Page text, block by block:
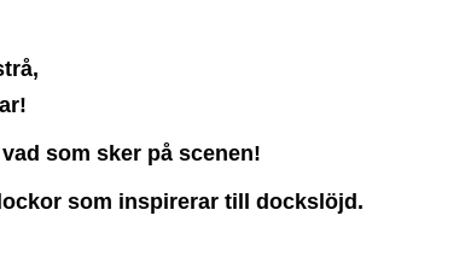
som sker på scenen!
som inspirerar till dockslöjd.